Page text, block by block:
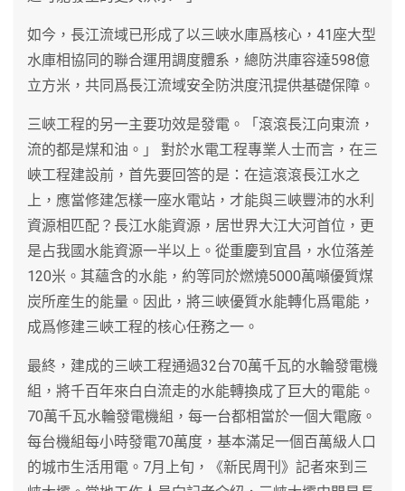
如今，長江流域已形成了以三峽水庫爲核心，41座大型
水庫相協同的聯合運用調度體系，總防洪庫容達598億
立方米，共同爲長江流域安全防洪度汛提供基礎保障。
三峽工程的另一主要功效是發電。「滾滾長江向東流，
流的都是煤和油。」 對於水電工程專業人士而言，在三
峽工程建設前，首先要回答的是：在這滾滾長江水之
上，應當修建怎樣一座水電站，才能與三峽豐沛的水利
資源相匹配？長江水能資源，居世界大江大河首位，更
是占我國水能資源一半以上。從重慶到宜昌，水位落差
120米。其蘊含的水能，約等同於燃燒5000萬噸優質煤
炭所産生的能量。因此，將三峽優質水能轉化爲電能，
成爲修建三峽工程的核心任務之一。
最終，建成的三峽工程通過32台70萬千瓦的水輪發電機
組，將千百年來白白流走的水能轉換成了巨大的電能。
70萬千瓦水輪發電機組，每一台都相當於一個大電廠。
每台機組每小時發電70萬度，基本滿足一個百萬級人口
的城市生活用電。7月上旬，《新民周刊》記者來到三